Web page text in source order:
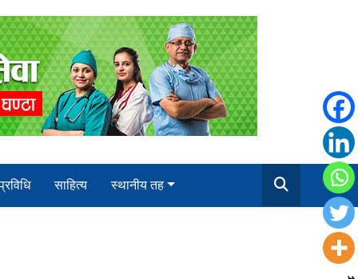
साहित्य स्थानीय तह